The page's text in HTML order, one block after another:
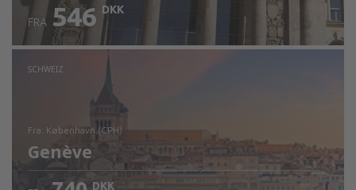
FRA 546 DKK
SCHWEIZ
fra: København (CPH)
Genève
DKK